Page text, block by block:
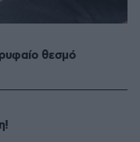
θεσμό